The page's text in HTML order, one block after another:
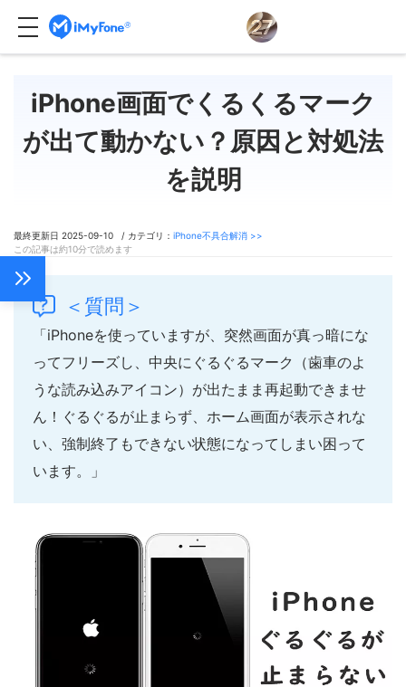
iPhone画面でくるくるマーク
が出て動かない？原因と対処法
を説明
最終更新日 2025-09-10 / カテゴリ： iPhone不具合解消 >>
この記事は約10分で読めます
＜質問＞
「iPhoneを使っていますが、突然画面が真っ暗にな
ってフリーズし、中央にぐるぐるマーク（歯車のよ
うな読み込みアイコン）が出たまま再起動できませ
ん！ぐるぐるが止まらず、ホーム画面が表示されな
い、強制終了もできない状態になってしまい困って
います。」